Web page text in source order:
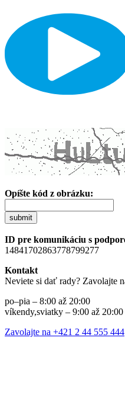
Opíšte kód z obrázku:
submit
ID pre komunikáciu s
14841702863778799277
Kontakt
Neviete si dať rady? Zavolajte
po–pia – 8:00 až 20:00
víkendy,sviatky – 9:00 až 20:00
Zavolajte na +421 2 44 555 444